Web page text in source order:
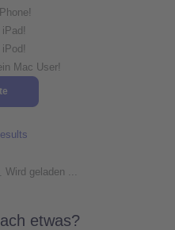
iPad!
iPod!
Mac User!
Wird geladen ...
etwas?